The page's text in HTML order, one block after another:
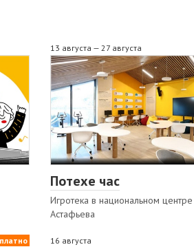
13 августа — 27 августа
Потехе час
Игротека в национальном центре
Астафьева
16 августа